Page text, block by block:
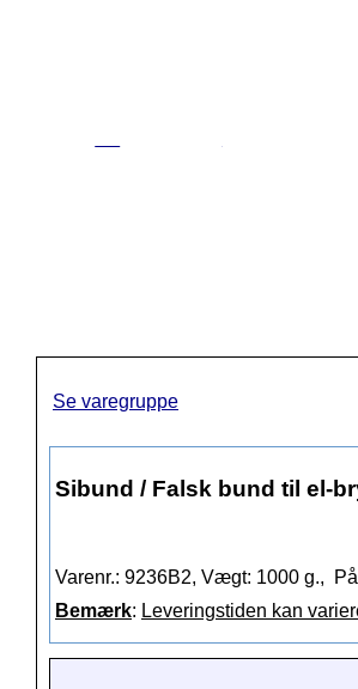
Se varegruppe
Sibund / Falsk bund til el-
Varenr.: 9236B2, Vægt: 1000 g.,
Bemærk: Leveringstiden kan